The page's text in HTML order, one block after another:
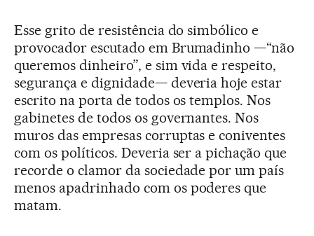
Esse grito de resistência do simbólico e
provocador escutado em Brumadinho —“não
queremos dinheiro”, e sim vida e respeito,
segurança e dignidade— deveria hoje estar
escrito na porta de todos os templos. Nos
gabinetes de todos os governantes. Nos
muros das empresas corruptas e coniventes
com os políticos. Deveria ser a pichação que
recorde o clamor da sociedade por um país
menos apadrinhado com os poderes que
matam.